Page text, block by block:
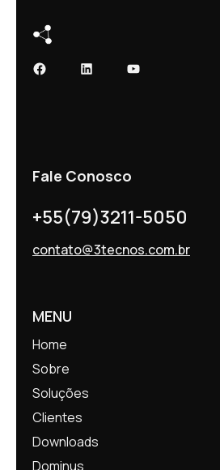
FacebookLinkedInYoutube
Fale Conosco
+55(79)3211-5050
contato@3tecnos.com.br
MENU
Home
Sobre
Soluções
Clientes
Downloads
Dominus